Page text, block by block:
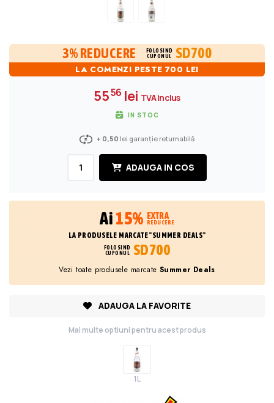
3% REDUCERE
FOLOSIND
CUPONUL
SD700
LA COMENZI PESTE 700 LEI
5556 lei TVA inclus
IN STOC
+ 0,50 lei garanție returnabilă
ADAUGA IN COS
Ai15% EXTRA
REDUCERE
LA PRODUSELE MARCATE "SUMMER DEALS"
FOLOSIND
CUPONUL
SD700
Vezi toate produsele marcate Summer Deals
ADAUGA LA FAVORITE
Mai multe optiuni pentru acest produs
1L